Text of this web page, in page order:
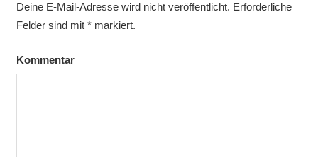
Deine E-Mail-Adresse wird nicht veröffentlicht. Erforderliche
Felder sind mit *markiert.
Kommentar